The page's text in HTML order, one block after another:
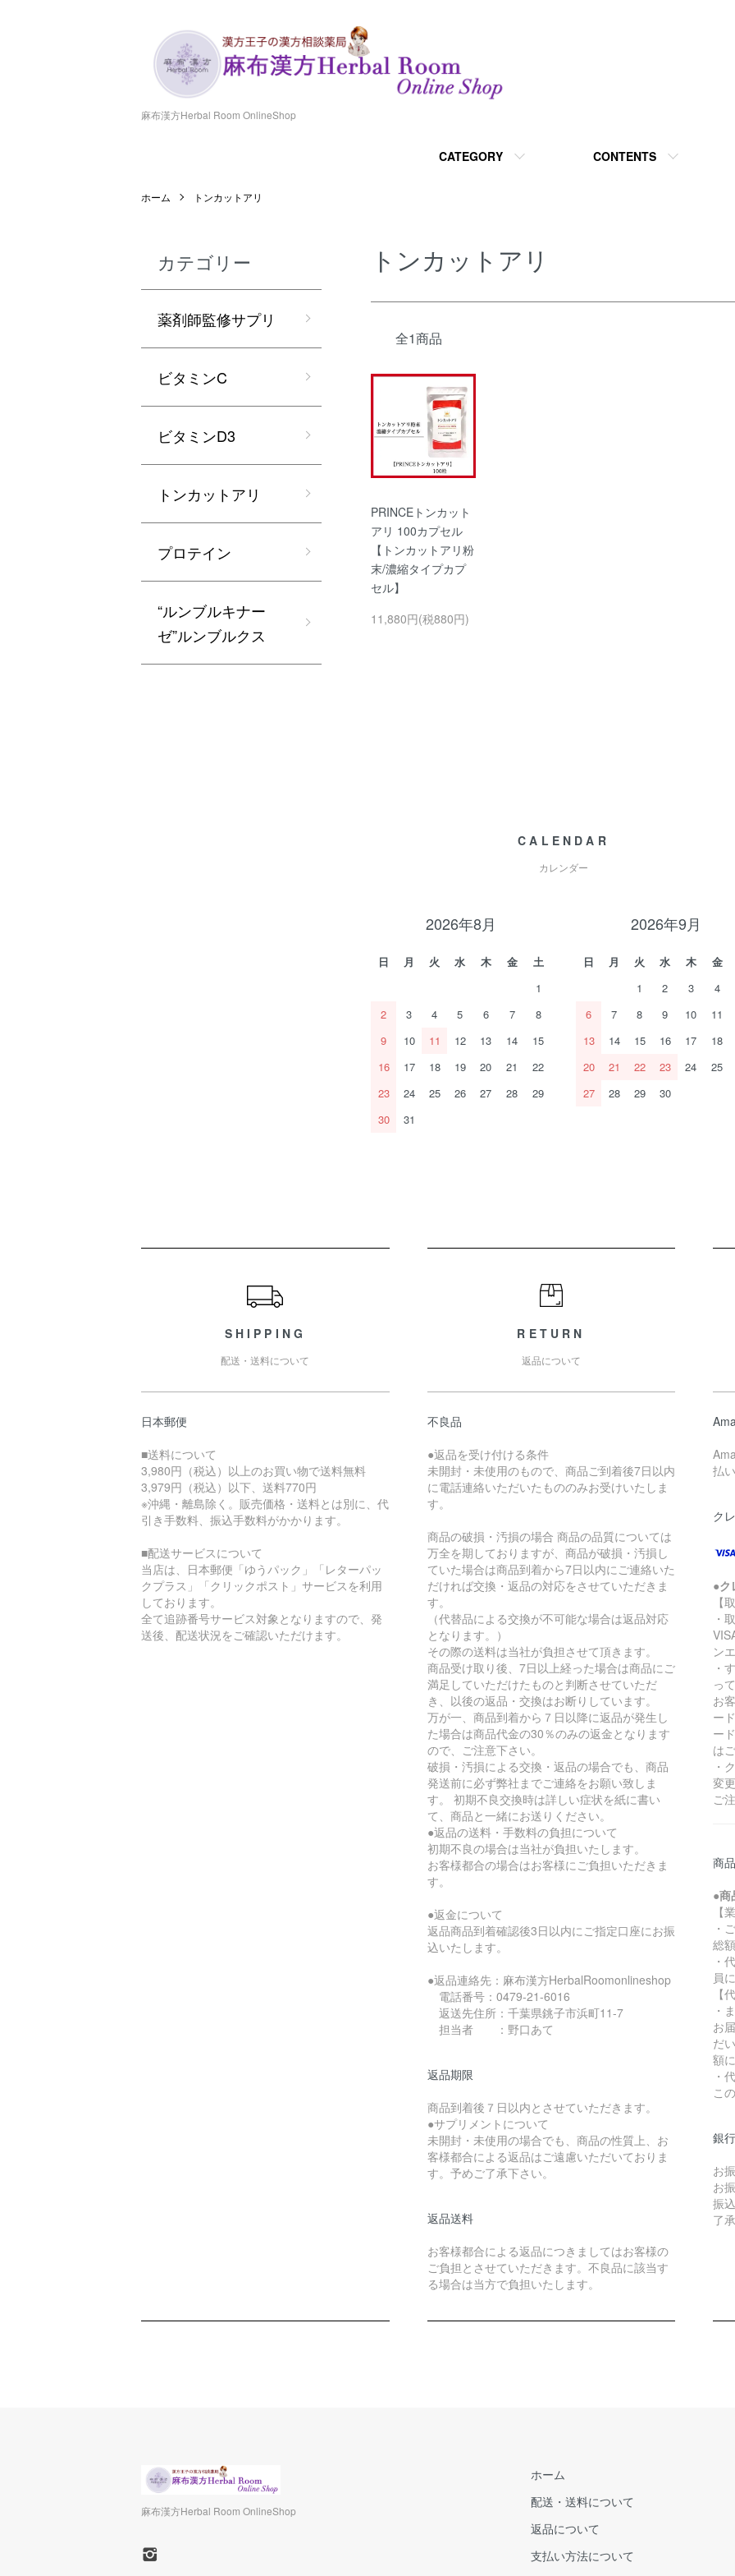
麻布漢方Herbal Room OnlineShop
CATEGORY CONTENTS
ホーム トンカットアリ
トンカットアリ
全1商品
PRINCEトンカット
アリ 100カプセル
【トンカットアリ粉
末/濃縮タイプカプ
セル】
11,880円(税880円)
カテゴリー
薬剤師監修サプリ
ビタミンC
ビタミンD3
トンカットアリ
プロテイン
“ルンブルキナー
ゼ”ルンブルクス
CALENDAR
カレンダー
2026年8月
日 月 火 水 木 金
土
1
2
3 4 5 6 7
8
9
10 11 12 13 14
15
16
17 18 19 20 21
22
23
24 25 26 27 28
29
30
31
2026年9月
日 月 火 水 木 金
1
2 3 4
6
7 8 9 10 11
13
14 15 16 17 18
20
21 22 23 24 25
27
28 29 30
SHIPPING
配送・送料について
日本郵便
■送料について
3,980円（税込）以上のお買い物で送料無料
3,979円（税込）以下、送料770円
※沖縄・離島除く。販売価格・送料とは別に、代
引き手数料、振込手数料がかかります。
■配送サービスについて
当店は、日本郵便「ゆうパック」「レターパッ
クプラス」「クリックポスト」サービスを利用
しております。
全て追跡番号サービス対象となりますので、発
送後、配送状況をご確認いただけます。
RETURN
返品について
不良品
●返品を受け付ける条件
未開封・未使用のもので、商品ご到着後7日以内
に電話連絡いただいたもののみお受けいたしま
す。
商品の破損・汚損の場合 商品の品質については
万全を期しておりますが、商品が破損・汚損し
ていた場合は商品到着から7日以内にご連絡いた
だければ交換・返品の対応をさせていただきま
す。
（代替品による交換が不可能な場合は返品対応
となります。）
その際の送料は当社が負担させて頂きます。
商品受け取り後、7日以上経った場合は商品にご
満足していただけたものと判断させていただ
き、以後の返品・交換はお断りしています。
万が一、商品到着から７日以降に返品が発生し
た場合は商品代金の30％のみの返金となります
ので、ご注意下さい。
破損・汚損による交換・返品の場合でも、商品
発送前に必ず弊社までご連絡をお願い致しま
す。 初期不良交換時は詳しい症状を紙に書い
て、商品と一緒にお送りください。
●返品の送料・手数料の負担について
初期不良の場合は当社が負担いたします。
お客様都合の場合はお客様にご負担いただきま
す。
●返金について
返品商品到着確認後3日以内にご指定口座にお振
込いたします。
●返品連絡先：麻布漢方HerbalRoomonlineshop
電話番号：0479-21-6016
返送先住所：千葉県銚子市浜町11-7
担当者 ：野口あて
返品期限
商品到着後７日以内とさせていただきます。
●サプリメントについて
未開封・未使用の場合でも、商品の性質上、お
客様都合による返品はご遠慮いただいておりま
す。予めご了承下さい。
返品送料
お客様都合による返品につきましてはお客様の
ご負担とさせていただきます。不良品に該当す
る場合は当方で負担いたします。
払
ク
●ク
【
・
ン
・
っ
お
ー
ー
は
・
変
ご
商
●商
【
・
総
・
員
【
・
お
だ
額
・
こ
銀
お
お
振
了
麻布漢方Herbal Room OnlineShop
ホーム
配送・送料について
返品について
支払い方法について